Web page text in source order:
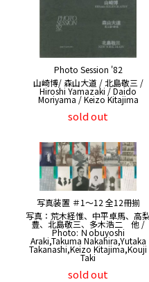
Photo Session '82
山崎博/ 森山大道 / 北島敬三 /
Hiroshi Yamazaki / Daido
Moriyama / Keizo Kitajima
sold out
写真装置 ＃1～12 全12冊揃
写真：荒木経惟、中平卓馬、高梨
豊、北島敬三、多木浩二 他 /
Photo: Ｎobuyoshi
Araki,Takuma Nakahira,Yutaka
Takanashi,Keizo Kitajima,Kouji
Taki
sold out